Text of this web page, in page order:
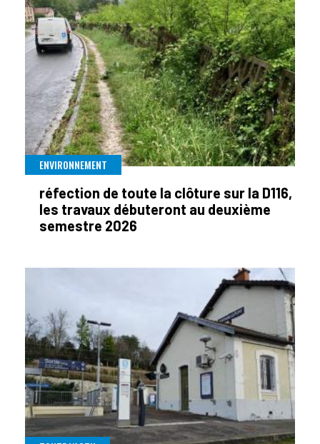
ENVIRONNEMENT
réfection de toute la clôture sur la D116,
les travaux débuteront au deuxième
semestre 2026